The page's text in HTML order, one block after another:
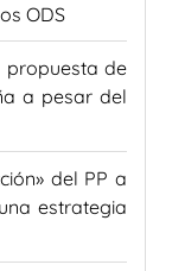
ODS
propuesta de
a pesar del
del PP a
estrategia